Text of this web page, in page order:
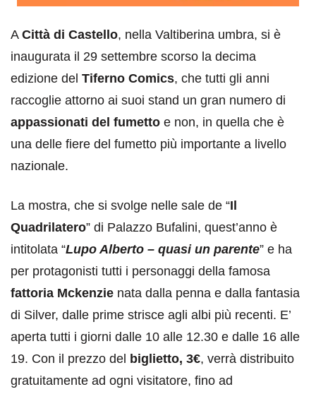
A Città di Castello, nella Valtiberina umbra, si è
inaugurata il 29 settembre scorso la decima
edizione del Tiferno Comics, che tutti gli anni
raccoglie attorno ai suoi stand un gran numero di
appassionati del fumetto e non, in quella che è
una delle fiere del fumetto più importante a livello
nazionale.
La mostra, che si svolge nelle sale de “Il
Quadrilatero” di Palazzo Bufalini, quest’anno è
intitolata “Lupo Alberto – quasi un parente” e ha
per protagonisti tutti i personaggi della famosa
fattoria Mckenzie nata dalla penna e dalla fantasia
di Silver, dalle prime strisce agli albi più recenti. E’
aperta tutti i giorni dalle 10 alle 12.30 e dalle 16 alle
19. Con il prezzo del biglietto, 3€, verrà distribuito
gratuitamente ad ogni visitatore, fino ad